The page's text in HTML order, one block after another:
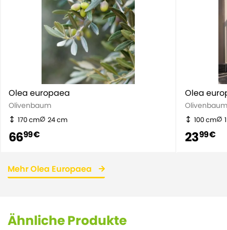
Olea europaea
Olivenbaum
170 cm 24 cm
6699 €
Olea
100 cm
2399 €
Mehr Olea Europaea
Ähnliche Produkte